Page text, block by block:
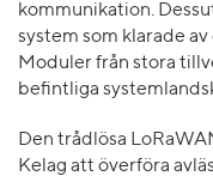
kommunikation.
system som klarade
Moduler från stora
befintliga
Den trådlösa
Kelag att överföra